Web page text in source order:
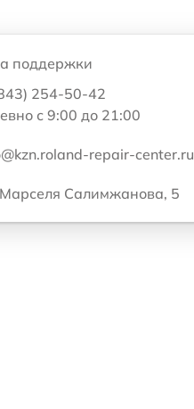
поддержки
254-50-42
с 9:00 до 21:00
repair-center.ru
Салимжанова, 5